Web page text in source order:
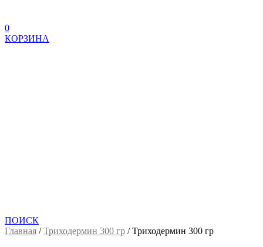
0
КОРЗИНА
ПОИСК
Главная /Триходермин 300 гр /Триходермин 300 гр